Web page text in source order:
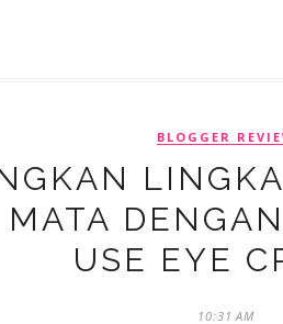
BLOGGER
MATA
USE EYE
10:31 AM